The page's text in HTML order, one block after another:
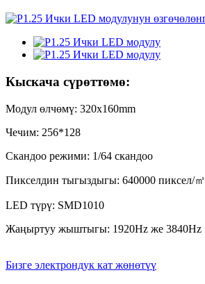
Кыскача сүрөттөмө:
Модул өлчөмү: 320x160mm
Чечим: 256*128
Скандоо режими: 1/64 скандоо
Пикселдин тыгыздыгы: 640000 пиксел/㎡
LED түрү: SMD1010
Жаңыртуу жыштыгы: 1920Hz же 3840Hz
Бизге электрондук кат жөнөтүү